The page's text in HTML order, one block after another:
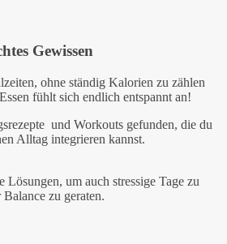
Gewissen
ohne ständig Kalorien zu zählen
fühlt sich endlich entspannt an!
und Workouts gefunden, die du
Alltag integrieren kannst.
Lösungen, um auch stressige Tage zu
zu geraten.